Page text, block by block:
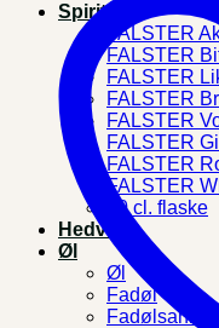
Spiritus
FALSTER
FALSTER
FALSTER
FALSTER
FALSTER
FALSTER
FALSTER
FALSTER
10 cl. flaske
Hedvin
Øl
Øl
Fadøl
Fadølsanlæg